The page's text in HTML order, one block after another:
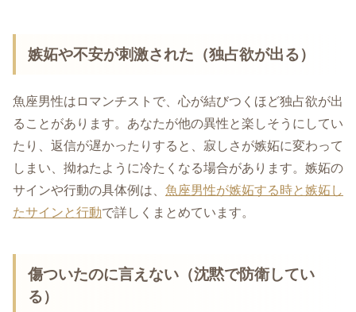
嫉妬や不安が刺激された（独占欲が出る）
魚座男性はロマンチストで、心が結びつくほど独占欲が出
ることがあります。あなたが他の異性と楽しそうにしてい
たり、返信が遅かったりすると、寂しさが嫉妬に変わって
しまい、拗ねたように冷たくなる場合があります。嫉妬の
サインや行動の具体例は、 魚座男性が嫉妬する時と嫉妬し
たサインと行動で詳しくまとめています。
傷ついたのに言えない（沈黙で防衛してい
る）